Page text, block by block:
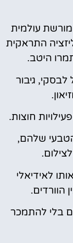
עולמית
התראקית
היטב.
לבסקי, גיבור
חוצות.
הטבעי שלהם,
לאידיאלי
הוורדים.
בלי להתמכר